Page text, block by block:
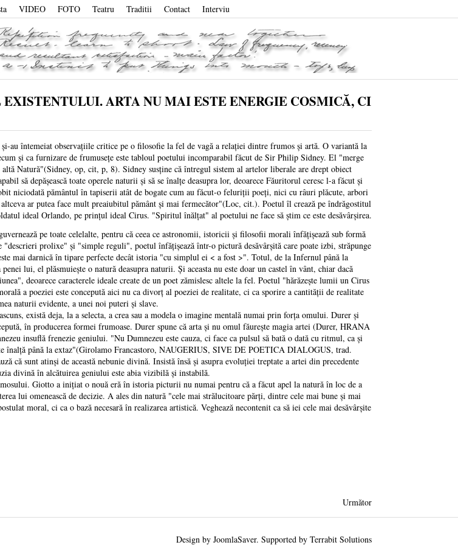
VIDEO FOTO Teatru Traditii Contact Interviu
ARTA NU MAI ESTE ENERGIE COSMICĂ, CI
întemeiat observațiile critice pe o filosofie la fel de vagă a relației dintre frumos și artă. O variantă la
și ca furnizare de frumusețe este tabloul poetului incomparabil făcut de Sir Philip Sidney. El "merge
Natură"(Sidney, op, cit, p, 8). Sidney susține că întregul sistem al artelor liberale are drept obiect
să depășească toate operele naturii și să se înalțe deasupra lor, deoarece Făuritorul ceresc l-a făcut și
niciodată pământul în tapiserii atât de bogate cum au făcut-o feluriții poeți, nici cu râuri plăcute, arbori
ar putea face mult preaiubitul pământ și mai fermecător"(Loc, cit.). Poetul îl crează pe îndrăgostitul
ideal Orlando, pe prințul ideal Cirus. "Spiritul înălțat" al poetului ne face să știm ce este desăvârșirea.
pe toate celelalte, pentru că ceea ce astronomii, istoricii și filosofii morali înfățișează sub formă
"descrieri prolixe" și "simple reguli", poetul înfățișează într-o pictură desăvârșită care poate izbi, străpunge
mai darnică în tipare perfecte decât istoria "cu simplul ei < a fost >". Totul, de la Infernul până la
lui, el plăsmuiește o natură deasupra naturii. Și aceasta nu este doar un castel în vânt, chiar dacă
deoarece caracterele ideale create de un poet zămislesc altele la fel. Poetul "hărăzește lumii un Cirus
a poeziei este concepută aici nu ca divorț al poeziei de realitate, ci ca sporire a cantității de realitate
naturii evidente, a unei noi puteri și slave.
există deja, la a selecta, a crea sau a modela o imagine mentală numai prin forța omului. Durer și
în producerea formei frumoase. Durer spune că arta și nu omul făurește magia artei (Durer, HRANA
insuflă frenezie geniului. "Nu Dumnezeu este cauza, ci face ca pulsul să bată o dată cu ritmul, ca și
înalță până la extaz"(Girolamo Francastoro, NAUGERIUS, SIVE DE POETICA DIALOGUS, trad.
că sunt atinși de această nebunie divină. Insistă însă și asupra evoluției treptate a artei din precedente
divină în alcătuirea geniului este abia vizibilă și instabilă.
Giotto a inițiat o nouă eră în istoria picturii nu numai pentru că a făcut apel la natură în loc de a
lui omenească de decizie. A ales din natură "cele mai strălucitoare părți, dintre cele mai bune și mai
moral, ci ca o bază necesară în realizarea artistică. Veghează necontenit ca să iei cele mai desăvârșite
Următor
Design by JoomlaSaver. Supported by Terrabit Solutions